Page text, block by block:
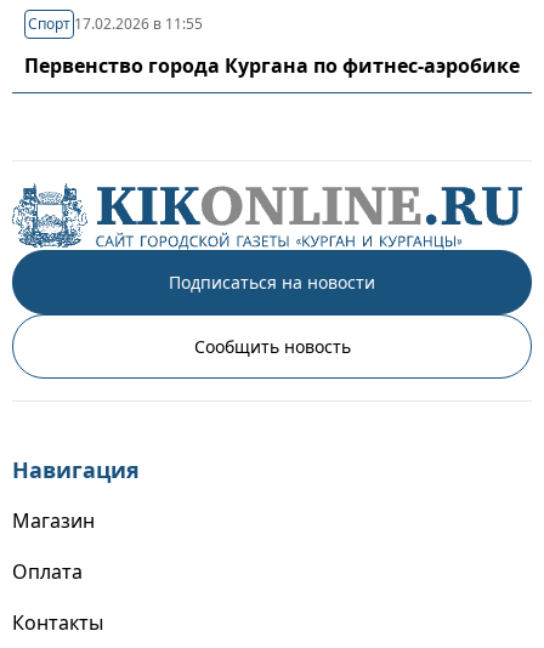
Спорт 17.02.2026 в 11:55
Первенство города Кургана по фитнес-аэробике
Подписаться на новости
Сообщить новость
Навигация
Магазин
Оплата
Контакты